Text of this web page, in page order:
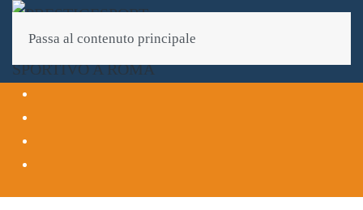
Passa al contenuto principale